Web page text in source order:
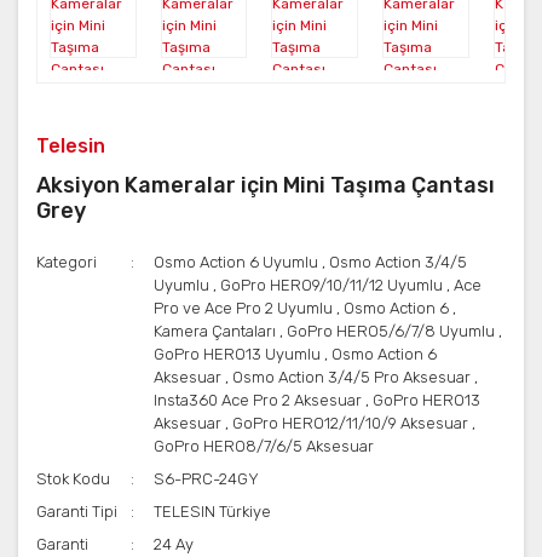
Telesin
Aksiyon Kameralar için Mini Taşıma Çantası
Grey
Kategori Osmo Action 6 Uyumlu , Osmo Action 3/4/5
Uyumlu , GoPro HERO9/10/11/12 Uyumlu , Ace
Pro ve Ace Pro 2 Uyumlu , Osmo Action 6 ,
Kamera Çantaları , GoPro HERO5/6/7/8 Uyumlu ,
GoPro HERO13 Uyumlu , Osmo Action 6
Aksesuar , Osmo Action 3/4/5 Pro Aksesuar ,
Insta360 Ace Pro 2 Aksesuar , GoPro HERO13
Aksesuar , GoPro HERO12/11/10/9 Aksesuar ,
GoPro HERO8/7/6/5 Aksesuar
Stok Kodu
S6-PRC-24GY
Garanti Tipi
TELESIN Türkiye
Garanti
24 Ay